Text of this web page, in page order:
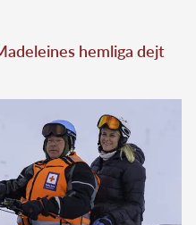
hemliga dejt